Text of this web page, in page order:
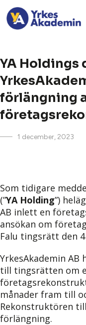
YA
förlängning
1 december, 2023
Som tidigare
(”YA Holding”)
AB inlett en
ansökan om
Falu tingsrätt den
YrkesAkademin
till tingsrätten om
månader fram till
Rekonstruktören
förlängning.